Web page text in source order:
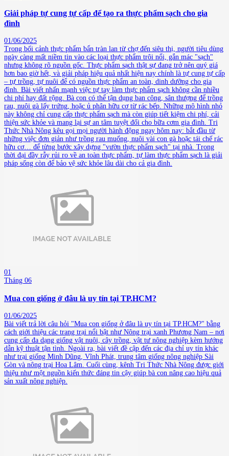
Giải pháp tự cung tự cấp để tạo ra thực phẩm sạch cho gia
đình
01/06/2025
Trong bối cảnh thực phẩm bẩn tràn lan từ chợ đến siêu thị, người tiêu dùng
ngày càng mất niềm tin vào các loại thực phẩm trôi nổi, gắn mác "sạch"
nhưng không rõ nguồn gốc. Thực phẩm sạch thật sự đang trở nên quý giá
hơn bao giờ hết, và giải pháp hiệu quả nhất hiện nay chính là tự cung tự cấp
– tự trồng, tự nuôi để có nguồn thực phẩm an toàn, dinh dưỡng cho gia
đình. Bài viết nhấn mạnh việc tự tay làm thực phẩm sạch không cần nhiều
chi phí hay đất rộng. Bà con có thể tận dụng ban công, sân thượng để trồng
rau, nuôi gà lấy trứng, hoặc ủ phân hữu cơ từ rác bếp. Những mô hình nhỏ
này không chỉ cung cấp thực phẩm sạch mà còn giúp tiết kiệm chi phí, cải
thiện sức khỏe và mang lại sự an tâm tuyệt đối cho bữa cơm gia đình. Tri
Thức Nhà Nông kêu gọi mọi người hành động ngay hôm nay: bắt đầu từ
những việc đơn giản như trồng rau muống, nuôi vài con gà hoặc tái chế rác
hữu cơ… để từng bước xây dựng "vườn thực phẩm sạch" tại nhà. Trong
thời đại đầy rẫy rủi ro về an toàn thực phẩm, tự làm thực phẩm sạch là giải
pháp sống còn để bảo vệ sức khỏe lâu dài cho cả gia đình.
01
Tháng 06
Mua con giống ở đâu là uy tín tại TP.HCM?
01/06/2025
Bài viết trả lời câu hỏi "Mua con giống ở đâu là uy tín tại TP.HCM?" bằng
cách giới thiệu các trang trại nổi bật như Nông trại xanh Phương Nam – nơi
cung cấp đa dạng giống vật nuôi, cây trồng, vật tư nông nghiệp kèm hướng
dẫn kỹ thuật tận tình. Ngoài ra, bài viết đề cập đến các địa chỉ uy tín khác
như trại giống Minh Dũng, Vĩnh Phát, trung tâm giống nông nghiệp Sài
Gòn và nông trại Hoa Lâm. Cuối cùng, kênh Tri Thức Nhà Nông được giới
thiệu như một nguồn kiến thức đáng tin cậy giúp bà con nâng cao hiệu quả
sản xuất nông nghiệp.